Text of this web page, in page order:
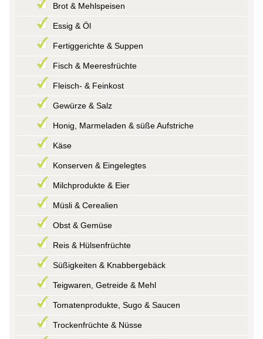
Brot & Mehlspeisen
Essig & Öl
Fertiggerichte & Suppen
Fisch & Meeresfrüchte
Fleisch- & Feinkost
Gewürze & Salz
Honig, Marmeladen & süße Aufstriche
Käse
Konserven & Eingelegtes
Milchprodukte & Eier
Müsli & Cerealien
Obst & Gemüse
Reis & Hülsenfrüchte
Süßigkeiten & Knabbergebäck
Teigwaren, Getreide & Mehl
Tomatenprodukte, Sugo & Saucen
Trockenfrüchte & Nüsse